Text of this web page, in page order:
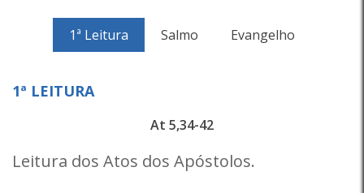
1ª Leitura Salmo Evangelho
1ª LEITURA
At 5,34-42
Leitura dos Atos dos Apóstolos.